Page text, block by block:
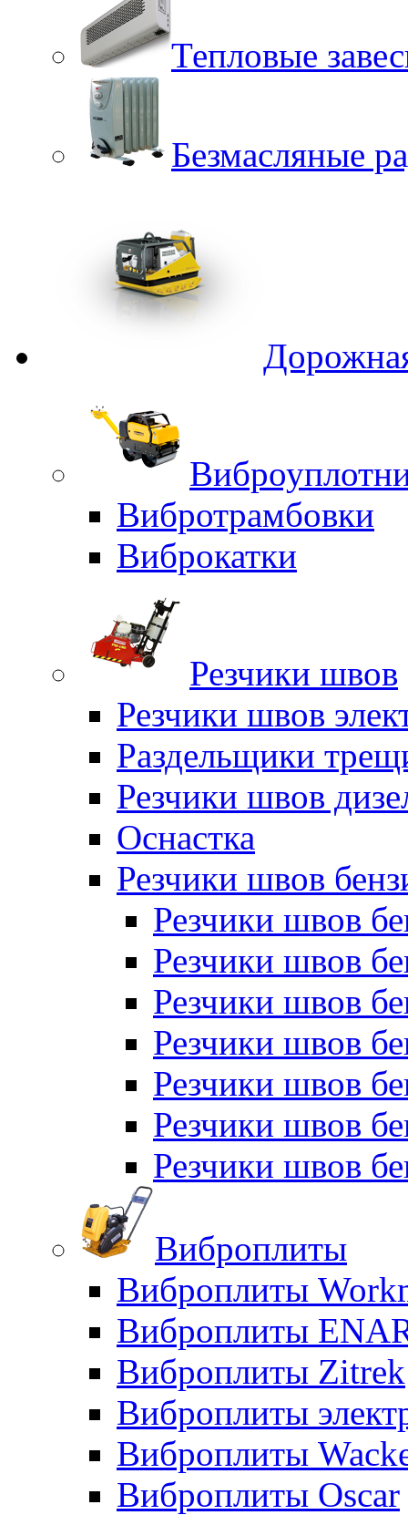
Тепловые
Безмасляные
Вибротрамбовки
Виброкатки
Резчики швов
Резчики швов
Раздельщики
Резчики швов
Оснастка
Резчики швов
Резчики швов
Резчики швов
Резчики швов
Резчики швов
Резчики швов
Резчики швов
Резчики швов
Виброплиты
Виброплиты
Виброплиты
Виброплиты Zitrek
Виброплиты
Виброплиты
Виброплиты Oscar